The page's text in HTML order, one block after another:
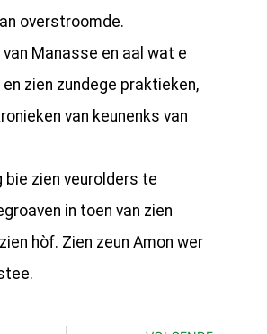
overstroomde.
Manasse en aal wat e
zien zundege praktieken,
van keunenks van
bie zien veurolders te
in toen van zien
hòf. Zien zeun Amon wer